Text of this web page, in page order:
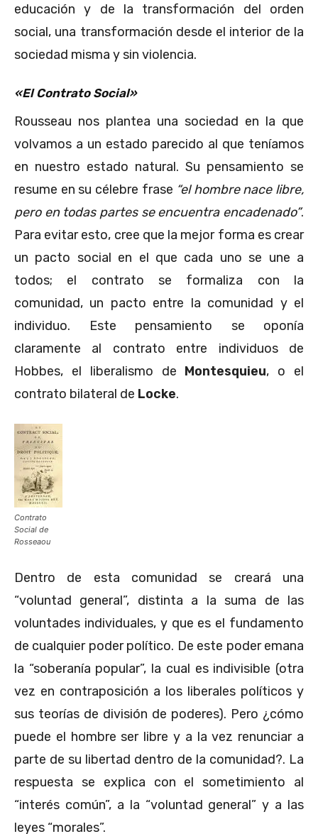
educación y de la transformación del orden
social, una transformación desde el interior de la
sociedad misma y sin violencia.
«El Contrato Social»
Rousseau nos plantea una sociedad en la que
volvamos a un estado parecido al que teníamos
en nuestro estado natural. Su pensamiento se
resume en su célebre frase “el hombre nace libre,
pero en todas partes se encuentra encadenado”.
Para evitar esto, cree que la mejor forma es crear
un pacto social en el que cada uno se une a
todos; el contrato se formaliza con la
comunidad, un pacto entre la comunidad y el
individuo. Este pensamiento se oponía
claramente al contrato entre individuos de
Hobbes, el liberalismo de Montesquieu, o el
contrato bilateral de Locke.
Contrato
Social de
Rosseaou
Dentro de esta comunidad se creará una
“voluntad general”, distinta a la suma de las
voluntades individuales, y que es el fundamento
de cualquier poder político. De este poder emana
la “soberanía popular”, la cual es indivisible (otra
vez en contraposición a los liberales políticos y
sus teorías de división de poderes). Pero ¿cómo
puede el hombre ser libre y a la vez renunciar a
parte de su libertad dentro de la comunidad?. La
respuesta se explica con el sometimiento al
“interés común”, a la “voluntad general” y a las
leyes “morales”.